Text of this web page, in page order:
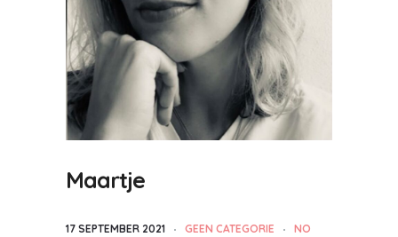
Maartje
17 SEPTEMBER 2021 GEEN CATEGORIE
NO